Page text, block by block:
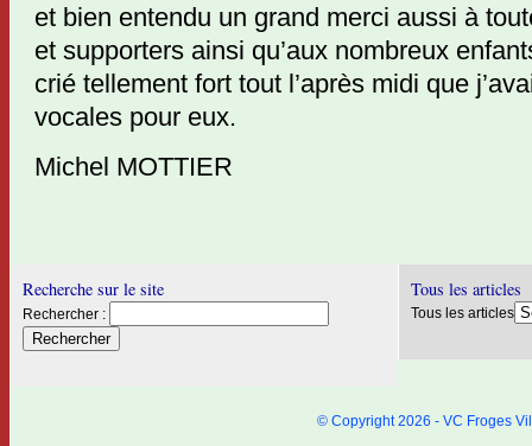
et bien entendu un grand merci aussi à
et supporters ainsi qu’aux nombreux
crié tellement fort tout l’après midi que
vocales pour eux.
Michel MOTTIER
Recherche sur le site
Rechercher :
Tous les articles
Tous les articles
© Copyright 2026 - VC Froges